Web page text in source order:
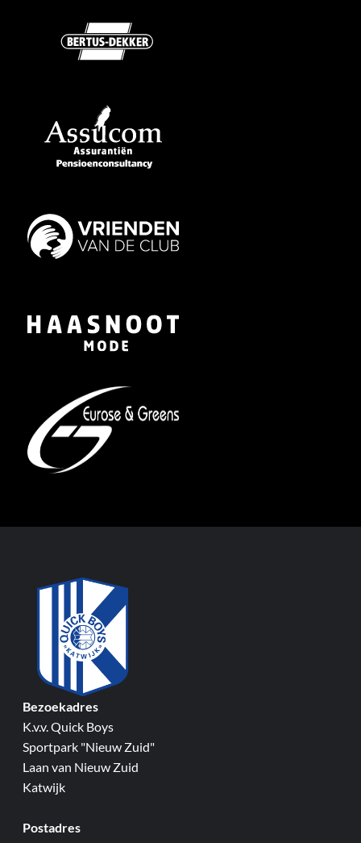
Bezoekadres
K.v.v. Quick Boys
Sportpark "Nieuw Zuid"
Laan van Nieuw Zuid
Katwijk
Postadres